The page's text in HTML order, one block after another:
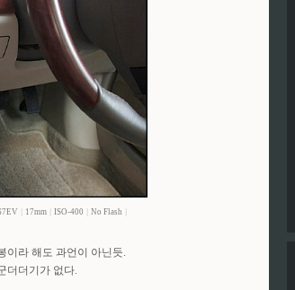
17mm ISO-400 No Flash
이라 해도 과언이 아닌듯.
더더기가 없다.